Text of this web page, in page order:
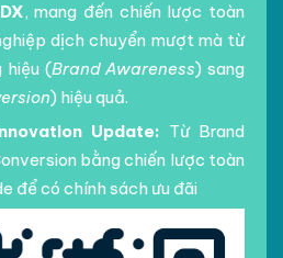
, mang đến chiến lược toàn
dịch chuyển mượt mà từ
hiệu (Brand Awareness) sang
) hiệu quả.
Update: Từ Brand
bằng chiến lược toàn
để có chính sách ưu đãi